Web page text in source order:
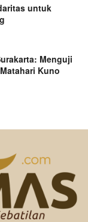
untuk
Menguji
Kuno